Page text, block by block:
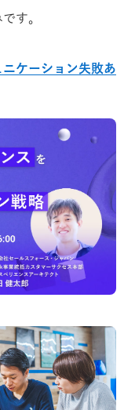
す。
ケーション失敗あ